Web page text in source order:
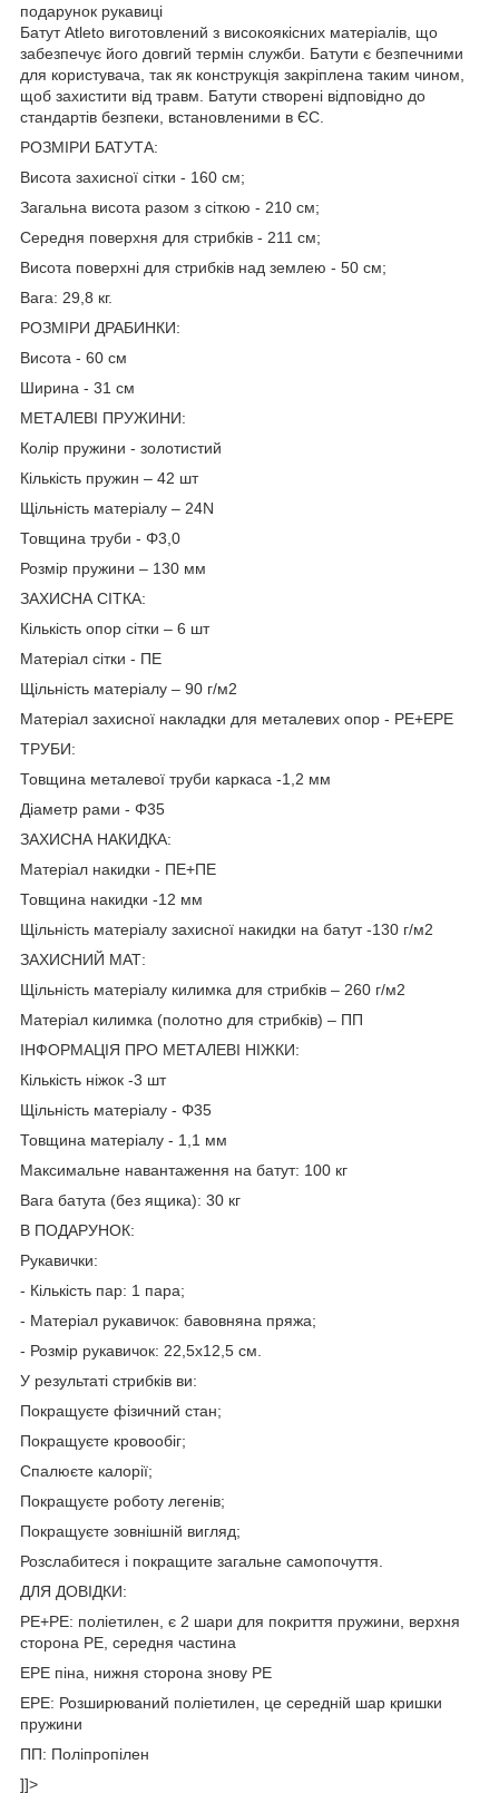
подарунок рукавиці
Батут Atleto виготовлений з високоякісних матеріалів, що
забезпечує його довгий термін служби. Батути є безпечними
для користувача, так як конструкція закріплена таким чином,
щоб захистити від травм. Батути створені відповідно до
стандартів безпеки, встановленими в ЄС.
РОЗМІРИ БАТУТА:
Висота захисної сітки - 160 см;
Загальна висота разом з сіткою - 210 см;
Середня поверхня для стрибків - 211 cм;
Висота поверхні для стрибків над землею - 50 см;
Вага: 29,8 кг.
РОЗМІРИ ДРАБИНКИ:
Висота - 60 см
Ширина - 31 см
МЕТАЛЕВІ ПРУЖИНИ:
Колір пружини - золотистий
Кількість пружин – 42 шт
Щільність матеріалу – 24N
Товщина труби - Φ3,0
Розмір пружини – 130 мм
ЗАХИСНА СІТКА:
Кількість опор сітки – 6 шт
Матеріал сітки - ПЕ
Щільність матеріалу – 90 г/м2
Матеріал захисної накладки для металевих опор - PE+EPE
ТРУБИ:
Товщина металевої труби каркаса -1,2 мм
Діаметр рами - Φ35
ЗАХИСНА НАКИДКА:
Матеріал накидки - ПЕ+ПЕ
Товщина накидки -12 мм
Щільність матеріалу захисної накидки на батут -130 г/м2
ЗАХИСНИЙ МАТ:
Щільність матеріалу килимка для стрибків – 260 г/м2
Матеріал килимка (полотно для стрибків) – ПП
ІНФОРМАЦІЯ ПРО МЕТАЛЕВІ НІЖКИ:
Кількість ніжок -3 шт
Щільність матеріалу - Φ35
Товщина матеріалу - 1,1 мм
Максимальне навантаження на батут: 100 кг
Вага батута (без ящика): 30 кг
В ПОДАРУНОК:
Рукавички:
- Кількість пар: 1 пара;
- Матеріал рукавичок: бавовняна пряжа;
- Розмір рукавичок: 22,5х12,5 см.
У результаті стрибків ви:
Покращуєте фізичний стан;
Покращуєте кровообіг;
Спалюєте калорії;
Покращуєте роботу легенів;
Покращуєте зовнішній вигляд;
Розслабитеся і покращите загальне самопочуття.
ДЛЯ ДОВІДКИ:
PE+PE: поліетилен, є 2 шари для покриття пружини, верхня
сторона PE, середня частина
EPE піна, нижня сторона знову PE
EPE: Розширюваний поліетилен, це середній шар кришки
пружини
ПП: Поліпропілен
]]>